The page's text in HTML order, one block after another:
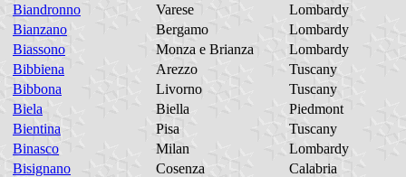
Biandronno
Varese
Lombardy
Bianzano
Bergamo
Lombardy
Biassono
Monza e Brianza
Lombardy
Bibbiena
Arezzo
Tuscany
Bibbona
Livorno
Tuscany
Biela
Biella
Piedmont
Bientina
Pisa
Tuscany
Binasco
Milan
Lombardy
Bisignano
Cosenza
Calabria